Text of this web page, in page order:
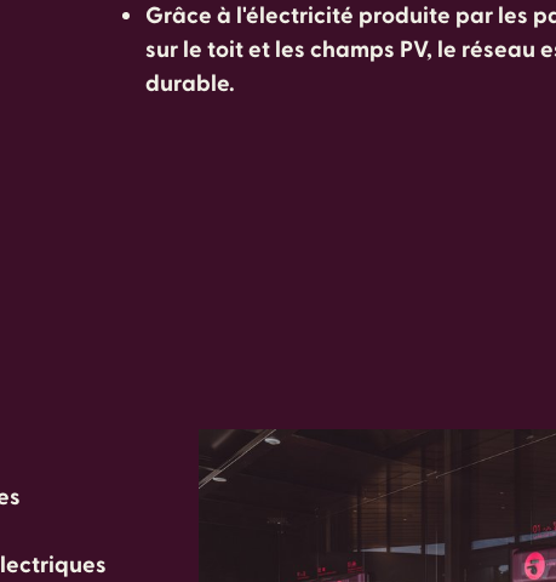
Grâce à l'électricité produite par les
sur le toit et les champs PV, le réseau
durable.